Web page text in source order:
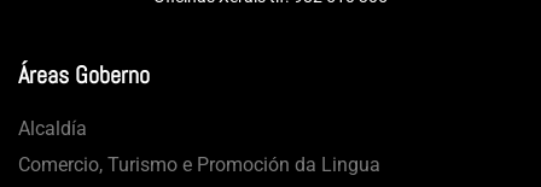
Áreas Goberno
Alcaldía
Comercio, Turismo e Promoción da Lingua